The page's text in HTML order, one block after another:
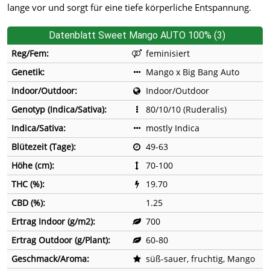
lange vor und sorgt für eine tiefe körperliche Entspannung.
Datenblatt Sweet Mango AUTO 100% (3)
Reg/Fem:
feminisiert
Genetik:
Mango x Big Bang Auto
Indoor/Outdoor:
Indoor/Outdoor
Genotyp (Indica/Sativa):
80/10/10 (Ruderalis)
Indica/Sativa:
mostly Indica
Blütezeit (Tage):
49-63
Höhe (cm):
70-100
THC (%):
19.70
CBD (%):
1.25
Ertrag Indoor (g/m2):
700
Ertrag Outdoor (g/Plant):
60-80
Geschmack/Aroma:
süß-sauer, fruchtig, Mango